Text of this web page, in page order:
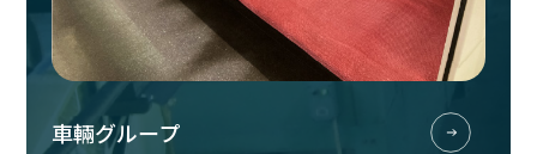
車輛グループ